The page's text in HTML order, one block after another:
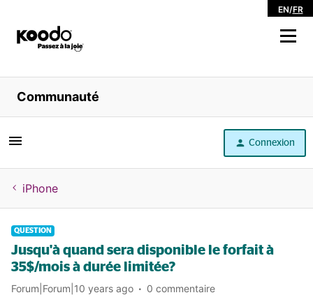
EN/FR
Magasiner
Libre service
Aide
Communauté
Connexion
iPhone
QUESTION
Jusqu'à quand sera disponible le forfait à
35$/mois à durée limitée?
Forum|Forum|10 years ago 0 commentaire